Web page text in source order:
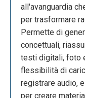
all'avanguardia
per trasformare
Permette di
concettuali,
testi digitali, foto
flessibilità di
registrare audio,
per creare